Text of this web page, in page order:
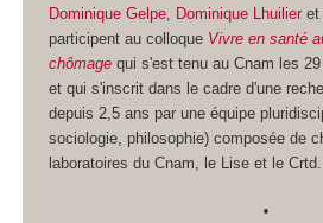
Dominique Gelpe, Dominique Lhuilier et
participent au colloque Vivre en santé
chômage qui s'est tenu au Cnam les
et qui s'inscrit dans le cadre d'une
depuis 2,5 ans par une équipe
sociologie, philosophie) composée de
laboratoires du Cnam, le Lise et le Crtd.
•